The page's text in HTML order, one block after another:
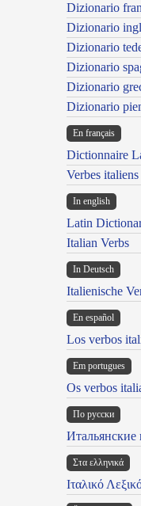
Dizionario
Dizionario
Dizionario
Dizionario
Dizionario
Dizionario
En français
Dictionnaire
Verbes italiens
In english
Latin
Italian Verbs
In Deutsch
Italienische
En español
Los verbos
Em portugues
Os verbos
По русски
Итальянские
Στα ελληνικά
Ιταλικό